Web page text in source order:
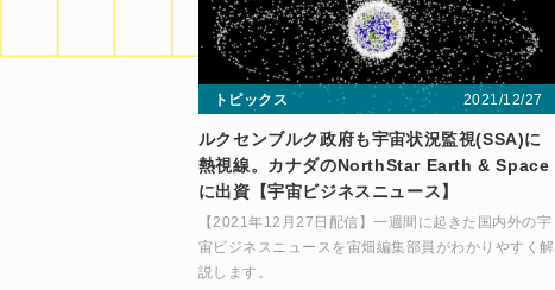
トピックス 2021/12/27
ルクセンブルク政府も宇宙状況監視(SSA)に
熱視線。カナダのNorthStar Earth & Space
に出資【宇宙ビジネスニュース】
【2021年12月27日配信】一週間に起きた国内外の宇
宙ビジネスニュースを宙畑編集部員がわかりやすく解
説します。